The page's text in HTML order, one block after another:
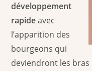
développement
rapideavec
l’apparition des
bourgeons qui
deviendront les bras